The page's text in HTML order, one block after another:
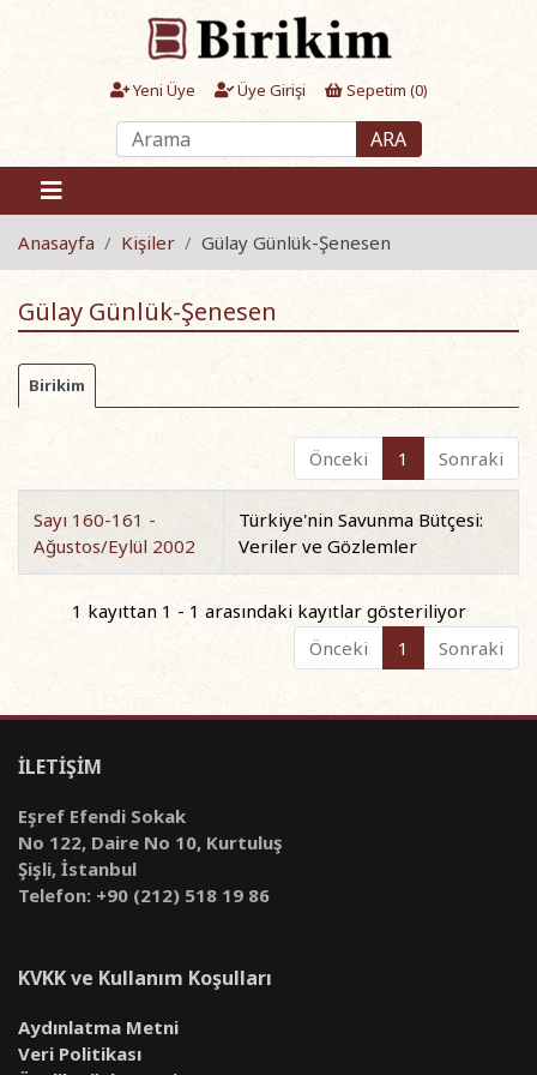
Yeni Üye Üye Girişi Sepetim (0)
ARA
Anasayfa Kişiler Gülay Günlük-Şenesen
Gülay Günlük-Şenesen
Birikim
Önceki 1 Sonraki
Sayı 160-161 -
Ağustos/Eylül 2002
Türkiye'nin Savunma Bütçesi:
Veriler ve Gözlemler
1 kayıttan 1 - 1 arasındaki kayıtlar gösteriliyor
Önceki
1 Sonraki
İLETİŞİM
Eşref Efendi Sokak
No 122, Daire No 10, Kurtuluş
Şişli, İstanbul
Telefon: +90 (212) 518 19 86
KVKK ve Kullanım Koşulları
Aydınlatma Metni
Veri Politikası